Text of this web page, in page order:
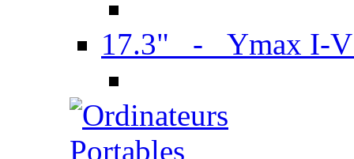
17.3" - Ymax I-